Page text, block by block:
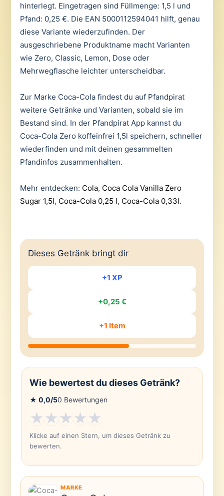
hinterlegt. Eingetragen sind Füllmenge: 1,5 l und
Pfand: 0,25 €. Die EAN 5000112594041 hilft, genau
diese Variante wiederzufinden. Der
ausgeschriebene Produktname macht Varianten
wie Zero, Classic, Lemon, Dose oder
Mehrwegflasche leichter unterscheidbar.
Zur Marke Coca-Cola findest du auf Pfandpirat
weitere Getränke und Varianten, sobald sie im
Bestand sind. In der Pfandpirat App kannst du
Coca-Cola Zero koffeinfrei 1,5l speichern, schneller
wiederfinden und mit deinen gesammelten
Pfandinfos zusammenhalten.
Mehr entdecken: Cola, Coca Cola Vanilla Zero
Sugar 1,5l, Coca-Cola 0,25 l, Coca-Cola 0,33l.
Dieses Getränk bringt dir
+1 XP
+0,25 €
+1 Item
Wie bewertest du dieses Getränk?
★ 0,0/50 Bewertungen
★★★★★
Klicke auf einen Stern, um dieses Getränk zu
bewerten.
MARKE